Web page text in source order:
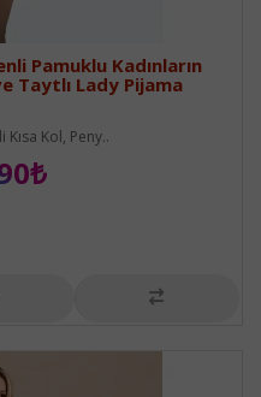
Pamuklu Kadınların
Taytlı Lady Pijama
Kol, Peny..